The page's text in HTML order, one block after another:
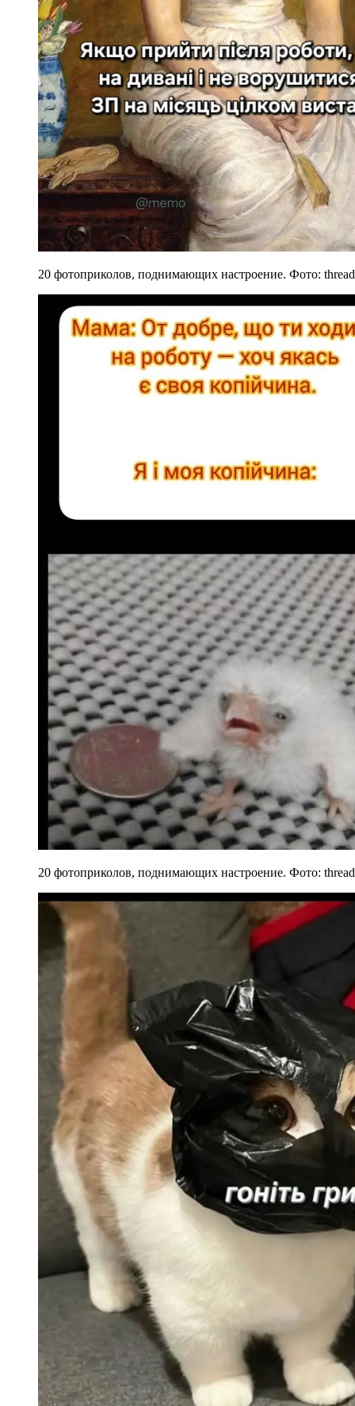
20 фотоприколов, поднимающих настроение. Фото:
20 фотоприколов, поднимающих настроение. Фото: